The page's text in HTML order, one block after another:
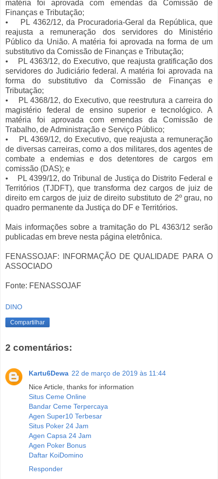
matéria foi aprovada com emendas da Comissão de
Finanças e Tributação;
• PL 4362/12, da Procuradoria-Geral da República, que
reajusta a remuneração dos servidores do Ministério
Público da União. A matéria foi aprovada na forma de um
substitutivo da Comissão de Finanças e Tributação;
• PL 4363/12, do Executivo, que reajusta gratificação dos
servidores do Judiciário federal. A matéria foi aprovada na
forma do substitutivo da Comissão de Finanças e
Tributação;
• PL 4368/12, do Executivo, que reestrutura a carreira do
magistério federal de ensino superior e tecnológico. A
matéria foi aprovada com emendas da Comissão de
Trabalho, de Administração e Serviço Público;
• PL 4369/12, do Executivo, que reajusta a remuneração
de diversas carreiras, como a dos militares, dos agentes de
combate a endemias e dos detentores de cargos em
comissão (DAS); e
• PL 4399/12, do Tribunal de Justiça do Distrito Federal e
Territórios (TJDFT), que transforma dez cargos de juiz de
direito em cargos de juiz de direito substituto de 2º grau, no
quadro permanente da Justiça do DF e Territórios.
Mais informações sobre a tramitação do PL 4363/12 serão
publicadas em breve nesta página eletrônica.
FENASSOJAF: INFORMAÇÃO DE QUALIDADE PARA O
ASSOCIADO
Fonte: FENASSOJAF
DINO
Compartilhar
2 comentários:
Kartu6Dewa 22 de março de 2019 às 11:44
Nice Article, thanks for information
Situs Ceme Online
Bandar Ceme Terpercaya
Agen Super10 Terbesar
Situs Poker 24 Jam
Agen Capsa 24 Jam
Agen Poker Bonus
Daftar KoiDomino
Responder